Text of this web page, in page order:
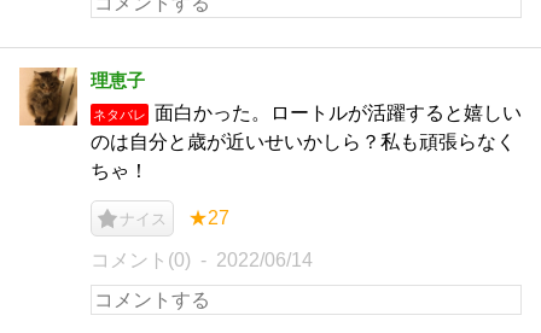
理恵子
ネタバレ
面白かった。ロートルが活躍すると嬉しい
のは自分と歳が近いせいかしら？私も頑張らなく
ちゃ！
ナイス ★27
コメント(0) 2022/06/14